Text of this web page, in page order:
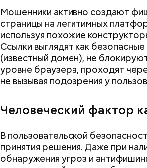
Мошенники активно создают
страницы на легитимных
используя похожие
Ссылки выглядят как безопасные
(известный домен), не
уровне браузера, проходят
не вызывая подозрения у
Человеческий фактор
В пользовательской
принятия решения. Даже при
обнаружения угроз и
День малины со